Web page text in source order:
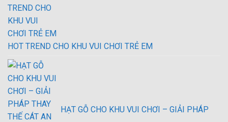
HOT TREND CHO KHU VUI CHƠI TRẺ EM
HẠT GỖ CHO KHU VUI CHƠI – GIẢI PHÁP